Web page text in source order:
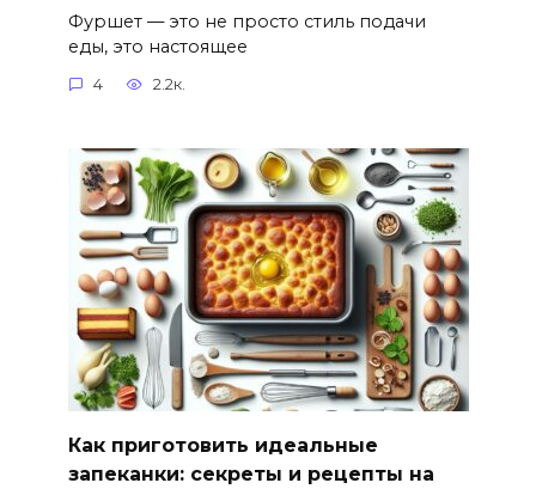
Фуршет — это не просто стиль подачи
еды, это настоящее
4 2.2к.
Как приготовить идеальные
запеканки: секреты и рецепты на